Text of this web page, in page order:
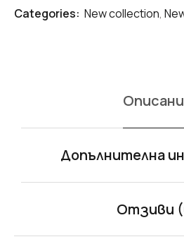
Categories: New collection,
Допълнителна
Отзиви